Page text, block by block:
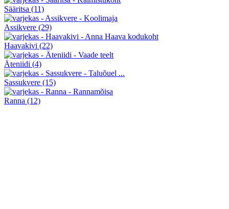
Sääritsa (11)
Assikvere (29)
Haavakivi (22)
Äteniidi (4)
Sassukvere (15)
Ranna (12)